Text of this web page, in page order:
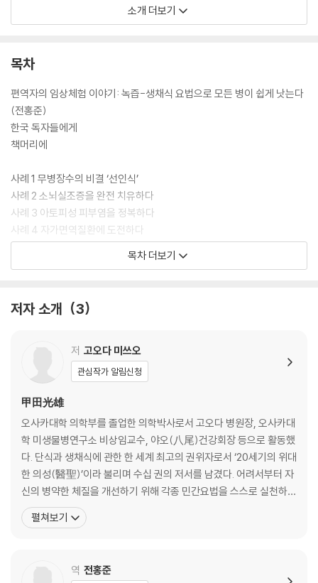
어디까지나 핵심은 환자 본인의 의지와 노력이다. 의사의 역할은 병을 고
치는 게 아니라 환자가 스스로 병을 고치도록 돕는 것이라는 것이 고오다
한 불치병 환자들이 생채식을 통해 병을 고친 사례들을 자세하게 소개하고
있다. 병명은 각기 달라도 그 원인은 잘못된 식습관으로 본래의 치유력이
약화된 데 있으므로, 처방으로 제시된 식이법들은 대동소이하다. 생채소와
생현미가루를 위주로 하여 아주 간단한 자연식을 장기간 지속하는 것만으
을 더욱 줄여서 현대영양학의 이론으로는 설명할 수 없는 ‘초소식’만으로
건강하게 살아가는 모습을 보이기도 한다. 적게 잡아도 50년간 1만 명이
넘는 환자를 지도하여 소식과 생채식이 건강의 기본이라는 사실을 실증해
낸 고오다 요법의 주옥같은 사례들이 이 책에 실려 있다. 특별히 이번 개정
판은 고오다 박사의 치료법을 우리 실정에 맞게 계승ㆍ발전시키고 있는
하나통합의원의 전홍준 박사가 국내의 기적적인 치유사례들을 추가함으
소개 더보기
목차
편역자의 임상체험 이야기: 녹즙-생채식 요법으로 모든 병이 쉽게 낫는다
(전홍준)
한국 독자들에게
책머리에
사례 1 무병장수의 비결 ‘선인식’
사례 2 소뇌실조증을 완전 치유하다
사례 3 아토피성 피부염을 정복하다
사례 4 자가면역질환에 도전하다
사례 5 당뇨병을 이겨내다
고오다 미쓰오의 생애와 의학사상 (스기오 도시아키)
편역자의 뒷이야기: 내가 체험한 기적의 고오다 요법 (박영일)
부록 니시 건강법의 6대 원칙
목차 더보기
저자 소개 3
저 고오다 미쓰오
관심작가 알림신청
甲田光雄
오사카대학 의학부를 졸업한 의학박사로서 고오다 병원장, 오사카대
학 미생물병연구소 비상임교수, 야오(八尾)건강회장 등으로 활동했
다. 단식과 생채식에 관한 한 세계 최고의 권위자로서 ‘20세기의 위대
한 의성(醫聖)’이라 불리며 수십 권의 저서를 남겼다. 어려서부터 자
신의 병약한 체질을 개선하기 위해 각종 민간요법을 스스로 실천하고
연구했으며, 마침내 철저한 저칼로리식으로 자연치유력을 회복해 건
강을 되찾은 이후로 그 방법을 더욱 발전시켜 수많은 난치ㆍ불치병
펼쳐보기
역 전홍준